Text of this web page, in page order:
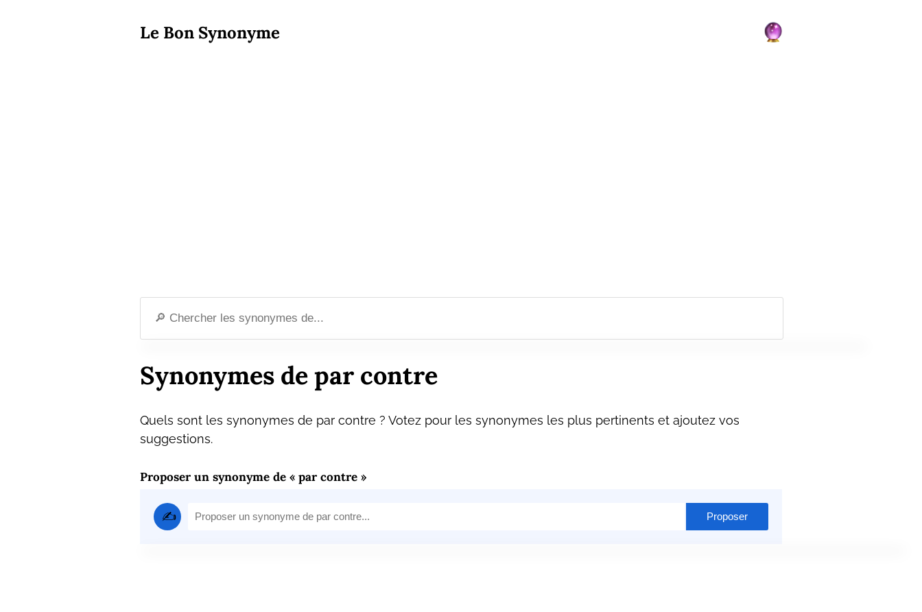
Le Bon Synonyme
Synonymes de par contre
Quels sont les synonymes de par contre ? Votez pour les synonymes les plus pertinents et ajoutez vos
suggestions.
Proposer un synonyme de « par contre »
✍️